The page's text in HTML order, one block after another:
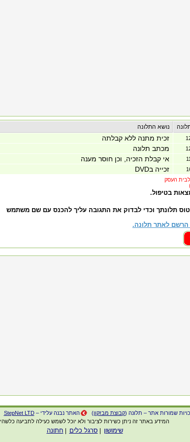
זכית מתנה ללא קבלתה
מכתב תלונה
אי קבלת הזכיה, וכן חוסר מענה
זכייה בDVD
בטיפול.
תלונתך וכדי לבדוק את התגובה עליך להכנס עם שם משתמש
לאתר תלונה.
שמורות אתר – תלונה (קבוצת מבזקון) האתר נבנה עלידי –StepNet LTD
המידע באתר זה ניתן כשירות לציבור ולא יוכל לשמש כעילה לתביעה כלשהי
שימושון סרגל כלים חתונה